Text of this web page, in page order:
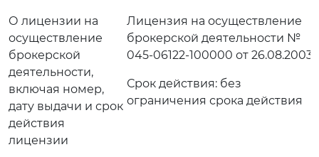
О лицензии на
осуществление
брокерской
деятельности,
включая номер,
дату выдачи и срок
действия
лицензии
Лицензия на осуществление
брокерской деятельности №
045-06122-100000 от 26.08.2003.
Срок действия: без
ограничения срока действия